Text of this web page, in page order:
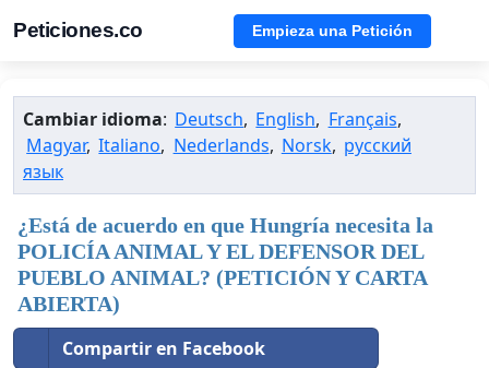
Peticiones.co Empieza una Petición
Cambiar idioma: Deutsch, English, Français,
Magyar, Italiano, Nederlands, Norsk, русский
язык
¿Está de acuerdo en que Hungría necesita la
POLICÍA ANIMAL Y EL DEFENSOR DEL
PUEBLO ANIMAL? (PETICIÓN Y CARTA
ABIERTA)
Compartir en Facebook